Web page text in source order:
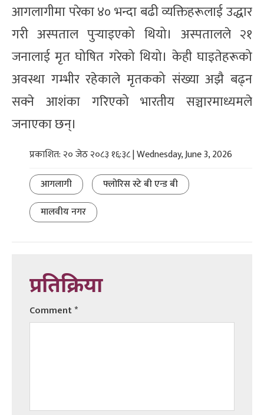
आगलागीमा परेका ४० भन्दा बढी व्यक्तिहरूलाई उद्धार
गरी अस्पताल पुर्‍याइएको थियो। अस्पतालले २१
जनालाई मृत घोषित गरेको थियो। केही घाइतेहरूको
अवस्था गम्भीर रहेकाले मृतकको संख्या अझै बढ्न
सक्ने आशंका गरिएको भारतीय सञ्चारमाध्यमले
जनाएका छन्।
प्रकाशित: २० जेठ २०८३ १६:३८ | Wednesday, June 3, 2026
आगलागी
फ्लोरिस स्टे बी एन्ड बी
मालवीय नगर
प्रतिक्रिया
Comment*